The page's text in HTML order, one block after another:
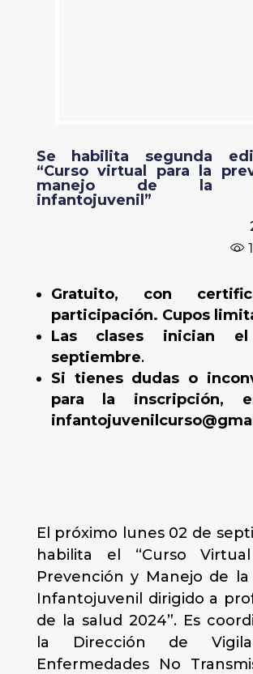
Se habilita segunda
“Curso virtual para la
manejo de la
infantojuvenil”
Gratuito, con
participación. Cupos
Las clases inician
septiembre.
Si tienes dudas o
para la inscripción,
El próximo lunes 02 de
habilita el “Curso
Prevención y Manejo de la
Infantojuvenil dirigido a
de la salud 2024”. Es
la Dirección de
Enfermedades No